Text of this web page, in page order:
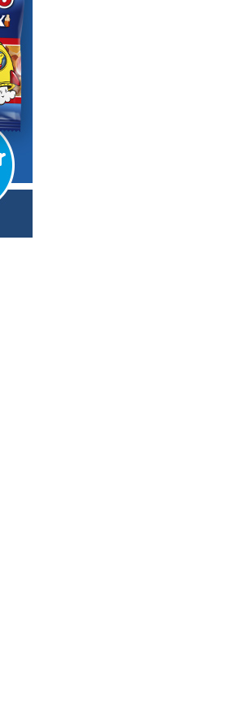
zes cijfers ’
te paard